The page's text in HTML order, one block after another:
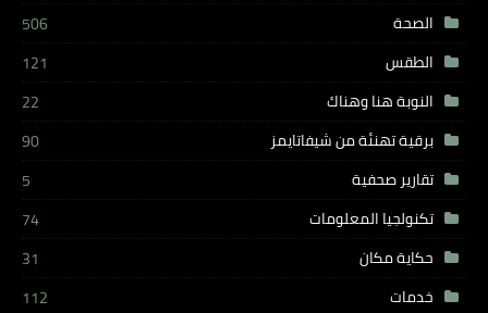
الصحة
506
الطقس
121
النوبة هنا وهناك
22
برقية تهنئة من شيفاتايمز
90
تقارير صحفية
5
تكنولجيا المعلومات
74
حكاية مكان
31
خدمات
112